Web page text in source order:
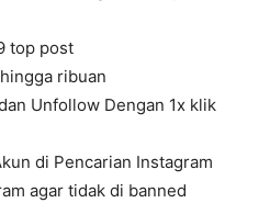
top post
ribuan
Unfollow Dengan 1x klik
di Pencarian Instagram
agar tidak di banned